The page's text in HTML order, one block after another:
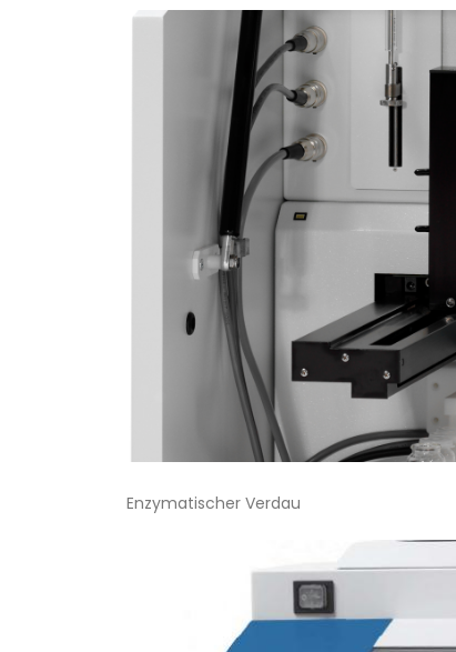
Enzymatischer Verdau